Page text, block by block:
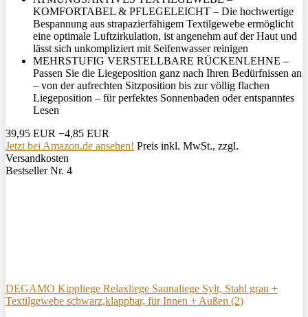
KOMFORTABEL & PFLEGELEICHT – Die hochwertige
Bespannung aus strapazierfähigem Textilgewebe ermöglicht
eine optimale Luftzirkulation, ist angenehm auf der Haut und
lässt sich unkompliziert mit Seifenwasser reinigen
MEHRSTUFIG VERSTELLBARE RÜCKENLEHNE –
Passen Sie die Liegeposition ganz nach Ihren Bedürfnissen an
– von der aufrechten Sitzposition bis zur völlig flachen
Liegeposition – für perfektes Sonnenbaden oder entspanntes
Lesen
39,95 EUR −4,85 EUR
Jetzt bei Amazon.de ansehen! Preis inkl. MwSt., zzgl.
Versandkosten
Bestseller Nr. 4
DEGAMO Kippliege Relaxliege Saunaliege Sylt, Stahl grau +
Textilgewebe schwarz,klappbar, für Innen + Außen (2)